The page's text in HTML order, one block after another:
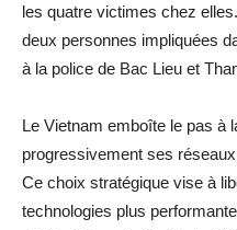
les quatre victimes chez
deux personnes impliquées
à la police de Bac Lieu et
Le Vietnam emboîte le pas à
progressivement ses
Ce choix stratégique vise à
technologies plus